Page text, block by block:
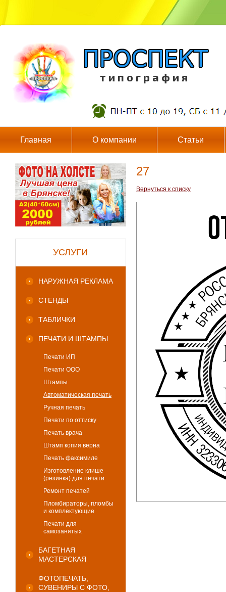
т и п о г р а ф и я
Главная О компании Статьи
УСЛУГИ
НАРУЖНАЯ РЕКЛАМА
СТЕНДЫ
ТАБЛИЧКИ
ПЕЧАТИ И ШТАМПЫ
Печати ИП
Печати ООО
Штампы
Автоматическая печать
Ручная печать
Печати по оттиску
Печать врача
Штамп копия верна
Печать факсимиле
Изготовление клише
(резинка) для печати
Ремонт печатей
Пломбираторы, пломбы
и комплектующие
Печати для
самозанятых
БАГЕТНАЯ
МАСТЕРСКАЯ
ФОТОПЕЧАТЬ,
СУВЕНИРЫ С ФОТО,
27
Вернуться к списку